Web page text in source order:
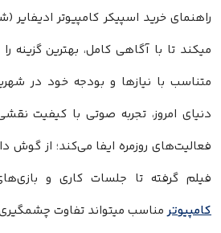
کامل، بهترین گزینه را برای خرید
متناسب با
تجربه‌ صوتی با کیفیت نقشی اساسی در
ایفا می‌کند؛ از گوش دادن به
تا جلسات کاری و بازی‌های
میتواند تفاوت چشمگیری در این تجربه